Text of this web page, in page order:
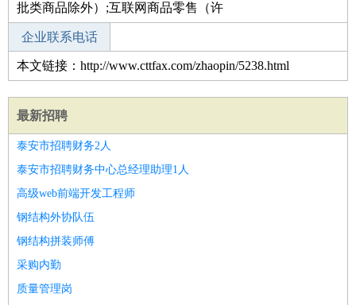
批类商品除外）;互联网商品零售（许
企业联系电话
本文链接：http://www.cttfax.com/zhaopin/5238.html
最新招聘
泰安市招聘财务2人
泰安市招聘财务中心总经理助理1人
高级web前端开发工程师
钢结构外协队伍
钢结构拼装师傅
采购内勤
质量管理岗